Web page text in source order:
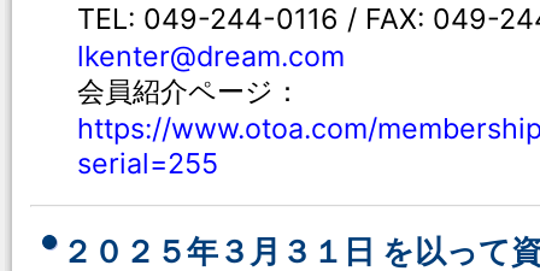
TEL: 049-244-0116 / FAX: 049-
lkenter@dream.com
会員紹介ページ：
https://www.otoa.com/
serial=255
２０２５年３月３１日 を以って